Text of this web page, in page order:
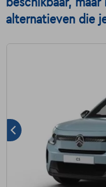
alternatieven die